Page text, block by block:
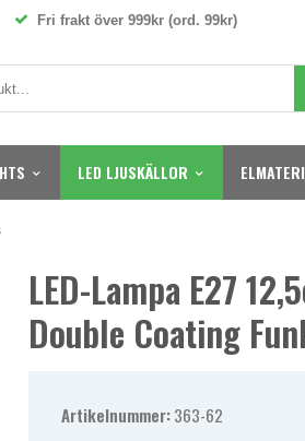
Fri frakt över 999kr (ord. 99kr)
LED LJUSKÄLLOR
LED-Lampa E27
Double Coating
Artikelnummer:363-62